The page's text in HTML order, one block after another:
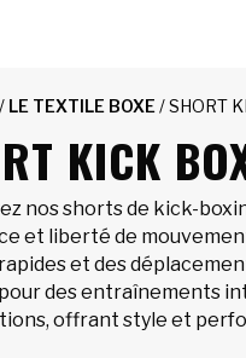
LE TEXTILE BOXE / SHORT
KICK
nos shorts de kick-
et liberté de
et des
des entraînements
offrant style et